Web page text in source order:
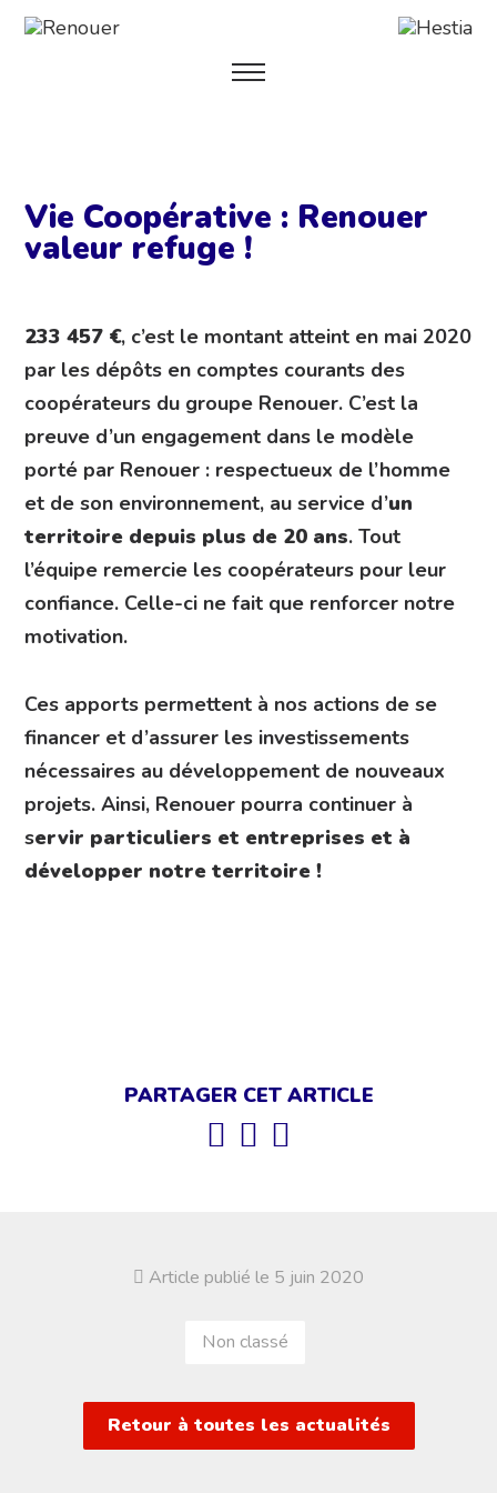
Vie Coopérative : Renouer
valeur refuge !
233 457 €, c’est le montant atteint en mai 2020
par les dépôts en comptes courants des
coopérateurs du groupe Renouer. C’est la
preuve d’un engagement dans le modèle
porté par Renouer : respectueux de l’homme
et de son environnement, au service d’un
territoire depuis plus de 20 ans. Tout
l’équipe remercie les coopérateurs pour leur
confiance. Celle-ci ne fait que renforcer notre
motivation.
Ces apports permettent à nos actions de se
financer et d’assurer les investissements
nécessaires au développement de nouveaux
projets. Ainsi, Renouer pourra continuer à
servir particuliers et entreprises et à
développer notre territoire !
PARTAGER CET ARTICLE
Article publié le 5 juin 2020
Non classé
Retour à toutes les actualités